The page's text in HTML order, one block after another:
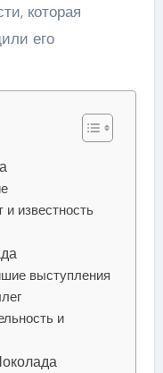
которая
его
известность
выступления
и